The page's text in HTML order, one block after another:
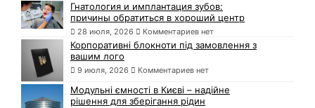
Гнатология и имплантация зубов:
причины обратиться в хороший центр
28 июля, 2026 Комментариев нет
Корпоративні блокноти під замовлення з
вашим лого
9 июля, 2026 Комментариев нет
Модульні ємності в Києві – надійне
рішення для зберігання рідин